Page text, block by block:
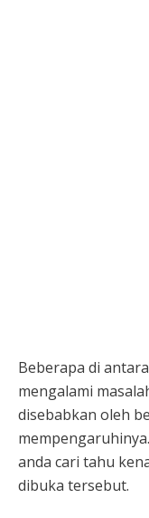
Beberapa di
mengalami
disebabkan oleh
anda cari tahu
dibuka tersebut.